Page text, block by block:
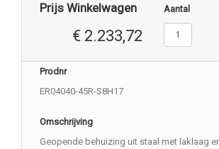
Prijs Winkelwagen
€ 2.233,72
Aantal
Prodnr
ER04040-45R-S8H17
Omschrijving
Geopende behuizing uit staal met laklaag